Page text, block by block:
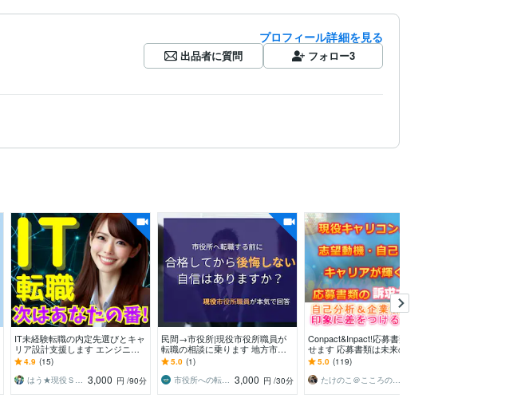
プロフィール詳細を見る
出品者に質問 フォロー3
IT未経験転職の内定先選びとキャ
リア設計支援します エンジニ
ア、デザイナー未経験者が後悔・
失敗しないよう道案内！
4.9 (15)
3,000 円 /90分
民間→市役所|現役市役所職員が
転職の相談に乗ります 地方市役
所の仕事・制度を現場目線でなん
でも解説します
5.0 (1)
3,000 円 /30分
Conpact&Inpact!応募書類を輝か
せます 応募書類は未来の設計図⭐️
面接に強い書類を作ります⭐丸投
げ可
5.0 (119)